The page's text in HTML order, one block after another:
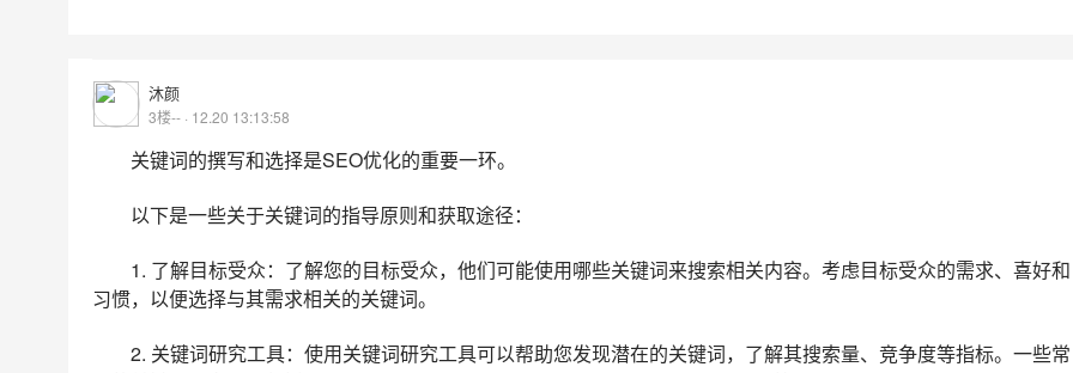
沐颜
3楼-- · 12.20 13:13:58
关键词的撰写和选择是SEO优化的重要一环。
以下是一些关于关键词的指导原则和获取途径：
1. 了解目标受众：了解您的目标受众，他们可能使用哪些关键词来搜索相关内容。考虑目标受众的需求、喜好和
习惯，以便选择与其需求相关的关键词。
2. 关键词研究工具：使用关键词研究工具可以帮助您发现潜在的关键词，了解其搜索量、竞争度等指标。一些常